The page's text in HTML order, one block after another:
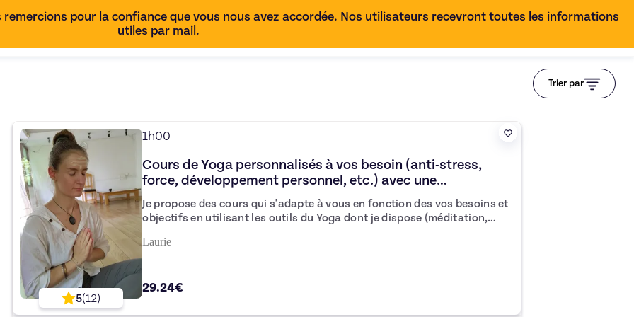
pour la confiance que vous nous avez accordée. Nos utilisateurs recevront toutes les informations
utiles par mail.
Trier par
5(12)
1h00
Cours de Yoga personnalisés à vos besoin (anti-stress,
force, développement personnel, etc.) avec une
professeure certifiée +500h
Je propose des cours qui s'adapte à vous en fonction des vos besoins et
objectifs en utilisant les outils du Yoga dont je dispose (méditation,
compte vos dispositions physiques et vos besoins particuliers à chaque
Laurie
29.24€